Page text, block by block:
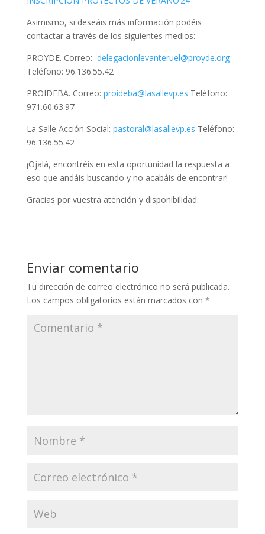
Asimismo, si deseáis más información podéis
contactar a través de los siguientes medios:
PROYDE. Correo: delegacionlevanteruel@proyde.org
Teléfono: 96.136.55.42
PROIDEBA. Correo: proideba@lasallevp.es Teléfono:
971.60.63.97
La Salle Acción Social: pastoral@lasallevp.es Teléfono:
96.136.55.42
¡Ojalá, encontréis en esta oportunidad la respuesta a
eso que andáis buscando y no acabáis de encontrar!
Gracias por vuestra atención y disponibilidad.
Enviar comentario
Tu dirección de correo electrónico no será publicada.
Los campos obligatorios están marcados con *